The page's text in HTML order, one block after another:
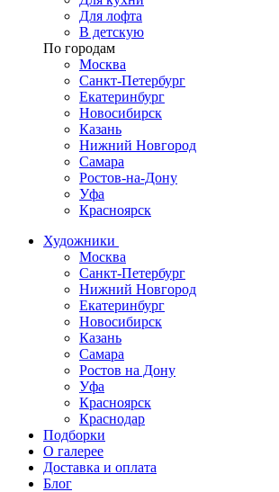
Для лофта
В детскую
По городам
Москва
Санкт-Петербург
Екатеринбург
Новосибирск
Казань
Нижний Новгород
Самара
Ростов-на-Дону
Уфа
Красноярск
Художники
Москва
Санкт-Петербург
Нижний Новгород
Екатеринбург
Новосибирск
Казань
Самара
Ростов на Дону
Уфа
Красноярск
Краснодар
Подборки
О галерее
Доставка и оплата
Блог